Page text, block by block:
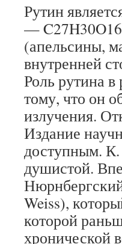
Рутин
— C27H30O16
(апельсины,
внутренней
Роль рутина в
тому, что он
излучения.
Издание
доступным. К.
душистой.
Weiss),
которой
хронической